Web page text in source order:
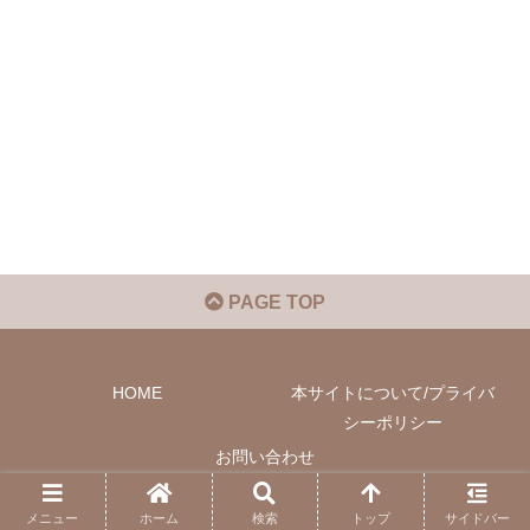
PAGE TOP
HOME
本サイトについて/プライバ
シーポリシー
お問い合わせ
© 2022 Phil-M Community.
メニュー ホーム 検索 トップ サイドバー